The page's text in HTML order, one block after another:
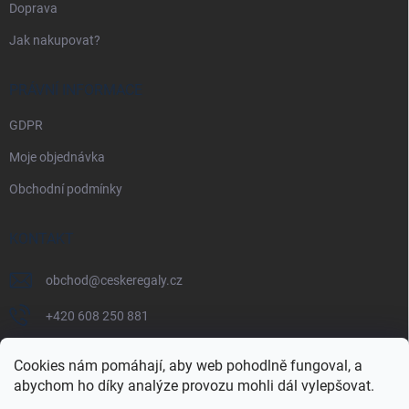
Cookies nám pomáhají, aby web pohodlně fungoval, a
abychom ho díky analýze provozu mohli dál vylepšovat.
Doprava
Jak nakupovat?
PRÁVNÍ INFORMACE
GDPR
Moje objednávka
Obchodní podmínky
KONTAKT
obchod@ceskeregaly.cz
+420 608 250 881